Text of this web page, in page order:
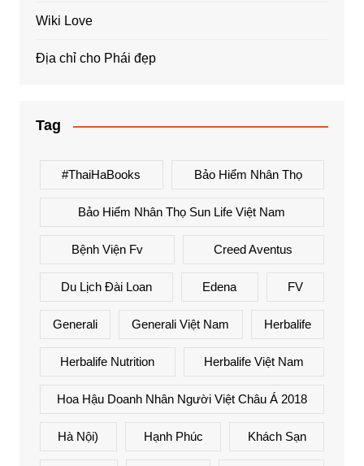
Wiki Love
Địa chỉ cho Phái đẹp
Tag
#ThaiHaBooks Bảo Hiểm Nhân Thọ
Bảo Hiểm Nhân Thọ Sun Life Việt Nam
Bệnh Viện Fv Creed Aventus
Du Lịch Đài Loan Edena FV
Generali Generali Việt Nam Herbalife
Herbalife Nutrition Herbalife Việt Nam
Hoa Hậu Doanh Nhân Người Việt Châu Á 2018
Hà Nội) Hạnh Phúc Khách Sạn